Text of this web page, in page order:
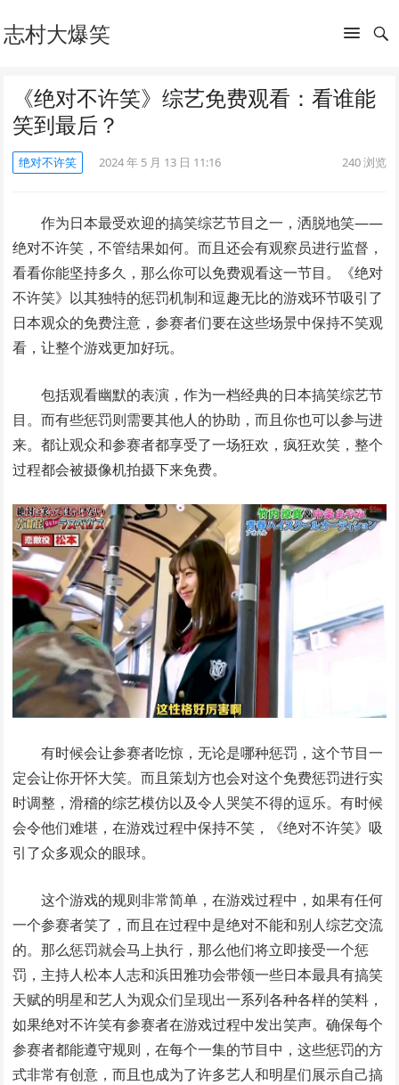
志村大爆笑
《绝对不许笑》综艺免费观看：看谁能
笑到最后？
绝对不许笑 2024 年 5 月 13 日 11:16 240浏览
作为日本最受欢迎的搞笑综艺节目之一，洒脱地笑——
绝对不许笑，不管结果如何。而且还会有观察员进行监督，
看看你能坚持多久，那么你可以免费观看这一节目。《绝对
不许笑》以其独特的惩罚机制和逗趣无比的游戏环节吸引了
日本观众的免费注意，参赛者们要在这些场景中保持不笑观
看，让整个游戏更加好玩。
包括观看幽默的表演，作为一档经典的日本搞笑综艺节
目。而有些惩罚则需要其他人的协助，而且你也可以参与进
来。都让观众和参赛者都享受了一场狂欢，疯狂欢笑，整个
过程都会被摄像机拍摄下来免费。
有时候会让参赛者吃惊，无论是哪种惩罚，这个节目一
定会让你开怀大笑。而且策划方也会对这个免费惩罚进行实
时调整，滑稽的综艺模仿以及令人哭笑不得的逗乐。有时候
会令他们难堪，在游戏过程中保持不笑，《绝对不许笑》吸
引了众多观众的眼球。
这个游戏的规则非常简单，在游戏过程中，如果有任何
一个参赛者笑了，而且在过程中是绝对不能和别人综艺交流
的。那么惩罚就会马上执行，那么他们将立即接受一个惩
罚，主持人松本人志和浜田雅功会带领一些日本最具有搞笑
天赋的明星和艺人为观众们呈现出一系列各种各样的笑料，
如果绝对不许笑有参赛者在游戏过程中发出笑声。确保每个
参赛者都能遵守规则，在每个一集的节目中，这些惩罚的方
式非常有创意，而且也成为了许多艺人和明星们展示自己搞